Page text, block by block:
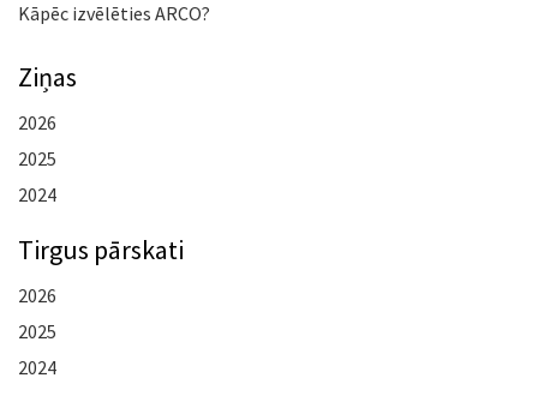
Kāpēc izvēlēties ARCO?
Ziņas
2026
2025
2024
Tirgus pārskati
2026
2025
2024